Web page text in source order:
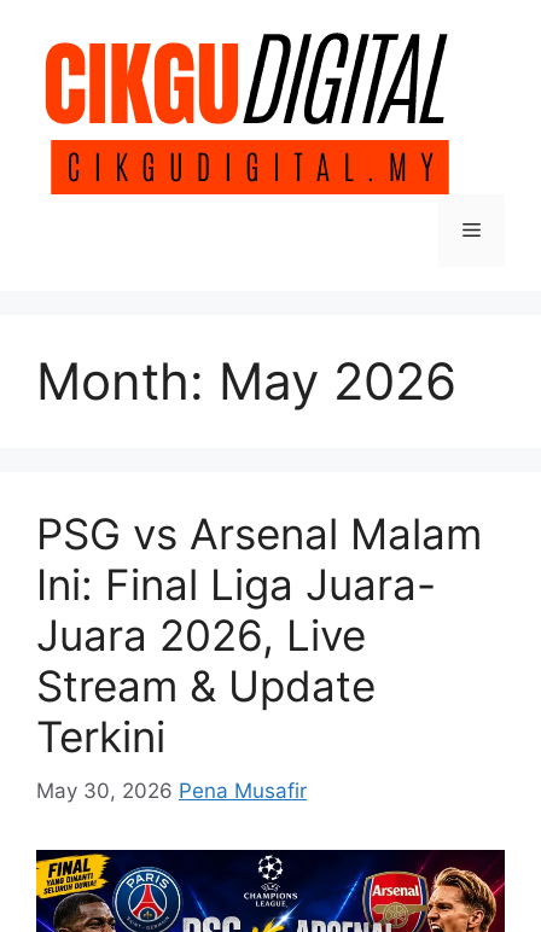
content
Menu
Month: May 2026
PSG vs Arsenal Malam
Ini: Final Liga Juara-
Juara 2026, Live
Stream & Update
Terkini
May 30, 2026 Pena Musafir